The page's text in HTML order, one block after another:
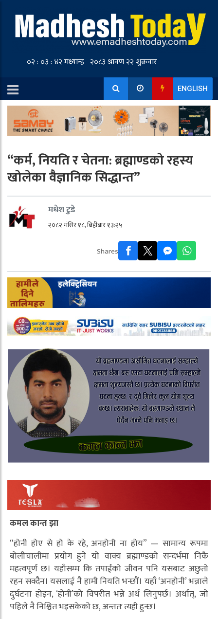
ENGLISH
“कर्म, नियति र चेतना: ब्रह्माण्डको रहस्य
खोलेका वैज्ञानिक सिद्धान्त”
मधेश टुडे
२०८२ मंसिर १८, बिहीबार १३:२५
Shares
कमल कान्त झा
“होनी होए से हो के रहे, अनहोनी ना होय” — सामान्य रूपमा
बोलीचालीमा प्रयोग हुने यो वाक्य ब्रह्माण्डको सन्दर्भमा निकै
महत्वपूर्ण छ। यहाँसम्म कि तपाईंको जीवन पनि यसबाट अछुतो
रहन सक्दैन। यसलाई नै हामी नियति भन्छौं। यहाँ ‘अनहोनी’ भन्नाले
दुर्घटना होइन, ‘होनी’को विपरीत भन्ने अर्थ लिनुपर्छ। अर्थात्, जो
पहिले नै निश्चित भइसकेको छ, अन्ततः त्यही हुन्छ।